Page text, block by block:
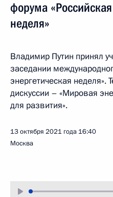
форума
неделя»
Владимир Путин принял
заседании
энергетическая неделя».
дискуссии – «Мировая
для развития».
13 октября 2021 года 16:40
Москва